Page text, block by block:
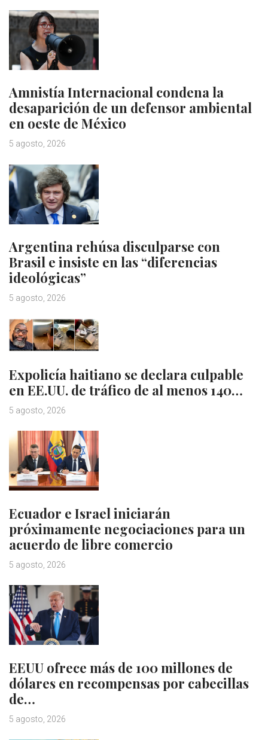
Amnistía Internacional condena la
desaparición de un defensor ambiental
en oeste de México
5 agosto, 2026
Argentina rehúsa disculparse con
Brasil e insiste en las “diferencias
ideológicas”
5 agosto, 2026
Expolicía haitiano se declara culpable
en EE.UU. de tráfico de al menos 140…
5 agosto, 2026
Ecuador e Israel iniciarán
próximamente negociaciones para un
acuerdo de libre comercio
5 agosto, 2026
EEUU ofrece más de 100 millones de
dólares en recompensas por cabecillas
de…
5 agosto, 2026